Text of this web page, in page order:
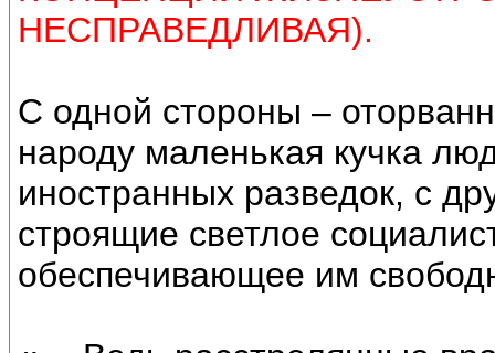
НЕСПРАВЕДЛИВАЯ).
С одной стороны –
народу маленькая кучка
иностранных разведок, с
строящие светлое
обеспечивающее им